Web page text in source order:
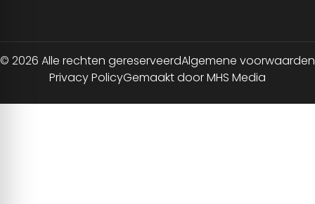
© 2026 Alle rechten gereserveerdAlgemene voorwaarden
Privacy PolicyGemaakt door MHS Media